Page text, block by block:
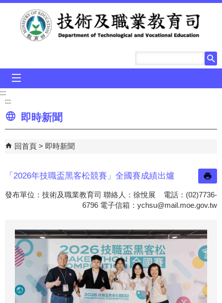
跳到主要內容區塊
:::
:::
即時新聞
回首頁 即時新聞
「2026年技職盃黑客松競賽」全國賽成績出爐
發布單位：技術及職業教育司 聯絡人：徐悅展 電話：(02)7736-
6796 電子信箱： ychsu@mail.moe.gov.tw